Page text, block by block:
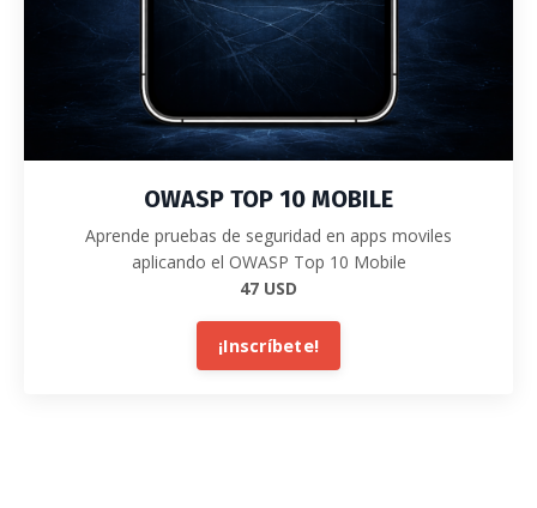
OWASP TOP 10 MOBILE
Aprende pruebas de seguridad en apps moviles
aplicando el OWASP Top 10 Mobile
47 USD
¡Inscríbete!